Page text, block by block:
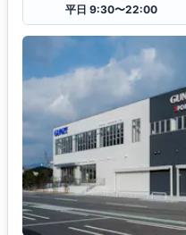
平日 9:30〜22:00